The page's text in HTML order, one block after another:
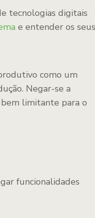
tecnologias digitais
e entender os seus
como um
Negar-se a
limitante para o
funcionalidades